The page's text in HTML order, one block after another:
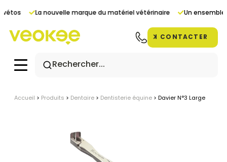
La nouvelle marque du matériel vétérinaire Un ensemble
CONTACTER
Accueil > Produits > Dentaire > Dentisterie équine > Davier N°3 Large